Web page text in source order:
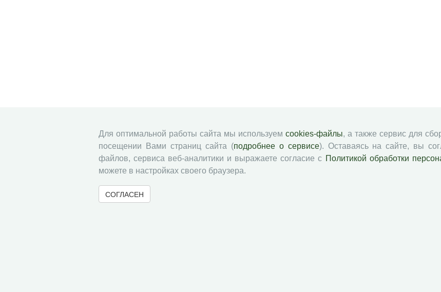
Для оптимальной работы сайта мы используем cookies-файлы, а также сервис для
посещении Вами страниц сайта (подробнее о сервисе). Оставаясь на сайте, вы
файлов, сервиса веб-аналитики и выражаете согласие с Политикой обработки
можете в настройках своего браузера.
СОГЛАСЕН